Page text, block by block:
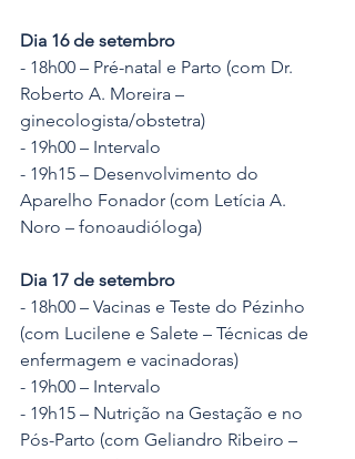
Dia 16 de setembro
- 18h00 – Pré-natal e Parto (com Dr.
Roberto A. Moreira –
ginecologista/obstetra)
- 19h00 – Intervalo
- 19h15 – Desenvolvimento do
Aparelho Fonador (com Letícia A.
Noro – fonoaudióloga)
Dia 17 de setembro
- 18h00 – Vacinas e Teste do Pézinho
(com Lucilene e Salete – Técnicas de
enfermagem e vacinadoras)
- 19h00 – Intervalo
- 19h15 – Nutrição na Gestação e no
Pós-Parto (com Geliandro Ribeiro –